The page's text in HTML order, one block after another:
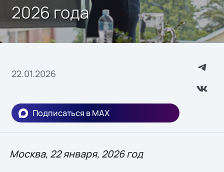
2026 года
22.01.2026
Подписаться в MAX
Москва, 22 января, 2026 год